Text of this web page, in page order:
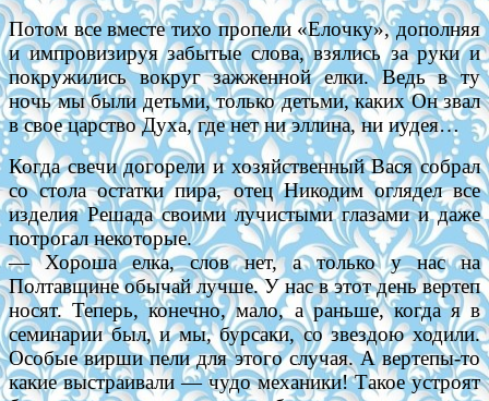
Потом все вместе тихо пропели «Елочку», дополняя
и импровизируя забытые слова, взялись за руки и
покружились вокруг зажженной елки. Ведь в ту
ночь мы были детьми, только детьми, каких Он звал
в свое царство Духа, где нет ни эллина, ни иудея…
Когда свечи догорели и хозяйственный Вася собрал
со стола остатки пира, отец Никодим оглядел все
изделия Решада своими лучистыми глазами и даже
потрогал некоторые.
— Хороша елка, слов нет, а только у нас на
Полтавщине обычай лучше. У нас в этот день вертеп
носят. Теперь, конечно, мало, а раньше, когда я в
семинарии был, и мы, бурсаки, со звездою ходили.
Особые вирши пели для этого случая. А вертепы-то
какие выстраивали — чудо механики! Такое устроят